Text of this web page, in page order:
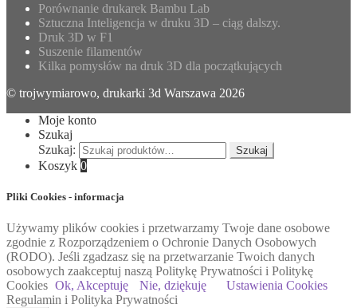
Porównanie drukarek Bambu Lab
Sztuczna Inteligencja w druku 3D – ciąg dalszy.
Druk 3D w F1
Suszenie filamentów
Kilka pomysłów na druk 3D dla początkujących
© trojwymiarowo, drukarki 3d Warszawa 2026
Moje konto
Szukaj
Szukaj:
Szukaj
Koszyk 0
Pliki Cookies - informacja
Używamy plików cookies i przetwarzamy Twoje dane osobowe
zgodnie z Rozporządzeniem o Ochronie Danych Osobowych
(RODO). Jeśli zgadzasz się na przetwarzanie Twoich danych
osobowych zaakceptuj naszą Politykę Prywatności i Politykę
Cookies Ok, Akceptuję Nie, dziękuję
Ustawienia Cookies
Regulamin i Polityka Prywatności